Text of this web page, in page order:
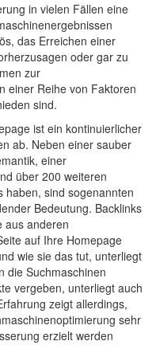
in vielen Fällen eine
das Erreichen einer
oder gar zu
zur
einer Reihe von Faktoren
sind.
ist ein kontinuierlicher
ab. Neben einer sauber
einer
über 200 weiteren
haben, sind sogenannten
Bedeutung. Backlinks
aus anderen
auf Ihre Homepage
wie sie das tut, unterliegt
die Suchmaschinen
vergeben, unterliegt auch
zeigt allerdings,
sehr
erzielt werden